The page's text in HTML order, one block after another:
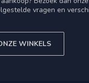
vragen en
WINKELS